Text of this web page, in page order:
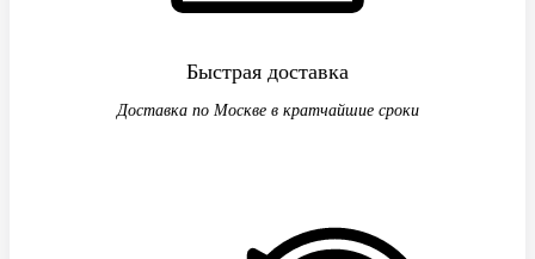
Быстрая доставка
Доставка по Москве в кратчайшие сроки